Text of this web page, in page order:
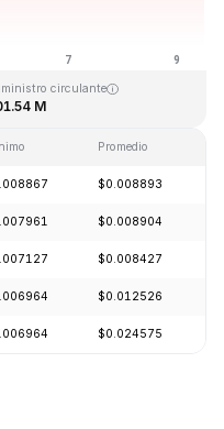
circulante
M
Promedio
$0.008893
$0.008904
$0.008427
$0.012526
$0.024575